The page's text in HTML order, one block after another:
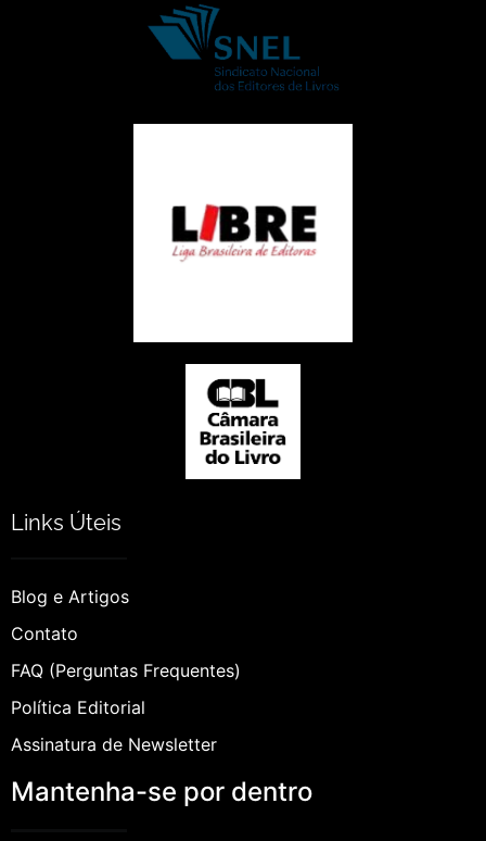
Links Úteis
Blog e Artigos
Contato
FAQ (Perguntas Frequentes)
Política Editorial
Assinatura de Newsletter
Mantenha-se por dentro